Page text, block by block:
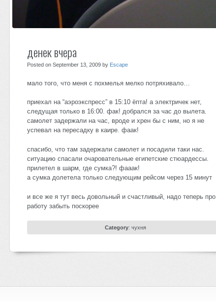
денек вчера
Posted on September 13, 2009 by Escape
мало того, что меня с похмелья мелко потряхивало…
приехал на “аэроэкспресс” в 15:10 ёпта! а электричек нет,
следущая только в 16:00. фак! добрался за час до вылета.
самолет задержали на час, вроде и хрен бы с ним, но я не
успевал на пересадку в каире. фаак!
спасибо, что там задержали самолет и посадили таки нас.
ситуацию спасали очаровательные египетские стюардессы.
прилетел в шарм, где сумка?! фааак!
а сумка долетела только следующим рейсом через 15 минут
и все же я тут весь довольный и счастливый, надо теперь про
работу забыть поскорее
Category: чухня